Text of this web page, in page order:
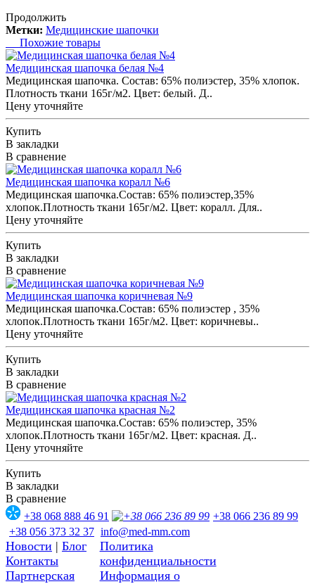
Продолжить
Метки: Медицинские шапочки
Похожие товары
Медицинская шапочка белая №4
Медицинская шапочка. Состав: 65% полиэстер, 35% хлопок.
Плотность ткани 165г/м2. Цвет: белый. Д..
Цену уточняйте
Купить
В закладки
В сравнение
Медицинская шапочка коралл №6
Медицинская шапочка.Состав: 65% полиэстер,35%
хлопок.Плотность ткани 165г/м2. Цвет: коралл. Для..
Цену уточняйте
Купить
В закладки
В сравнение
Медицинская шапочка коричневая №9
Медицинская шапочка.Состав: 65% полиэстер , 35%
хлопок.Плотность ткани 165г/м2. Цвет: коричневы..
Цену уточняйте
Купить
В закладки
В сравнение
Медицинская шапочка красная №2
Медицинская шапочка.Состав: 65% полиэстер, 35%
хлопок.Плотность ткани 165г/м2. Цвет: красная. Д..
Цену уточняйте
Купить
В закладки
В сравнение
+38 068 888 46 91
+38 066 236 89 99
+38 056 373 32 37 info@med-mm.com
Новости | Блог
Контакты
Партнерская
Политика
конфиденциальности
Информация о